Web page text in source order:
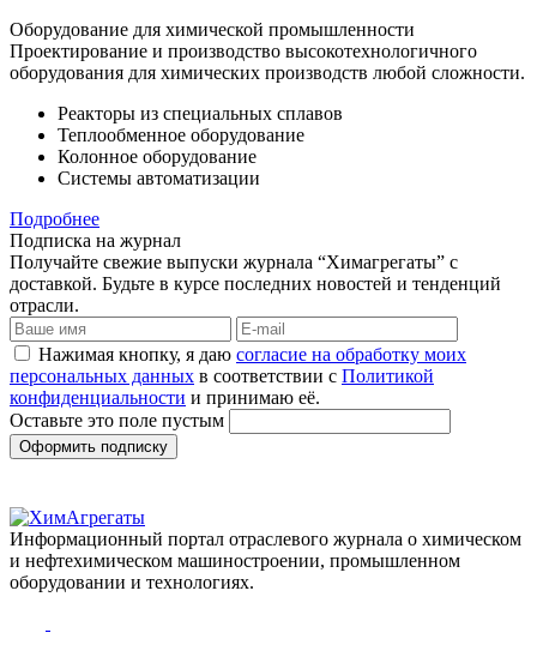
Оборудование для химической промышленности
Проектирование и производство высокотехнологичного
оборудования для химических производств любой сложности.
Реакторы из специальных сплавов
Теплообменное оборудование
Колонное оборудование
Системы автоматизации
Подробнее
Подписка на журнал
Получайте свежие выпуски журнала “Химагрегаты” с
доставкой. Будьте в курсе последних новостей и тенденций
отрасли.
Нажимая кнопку, я даю согласие на обработку моих
персональных данных в соответствии с Политикой
конфиденциальности и принимаю её.
Оставьте это поле пустым
Оформить подписку
Информационный портал отраслевого журнала о химическом
и нефтехимическом машиностроении, промышленном
оборудовании и технологиях.